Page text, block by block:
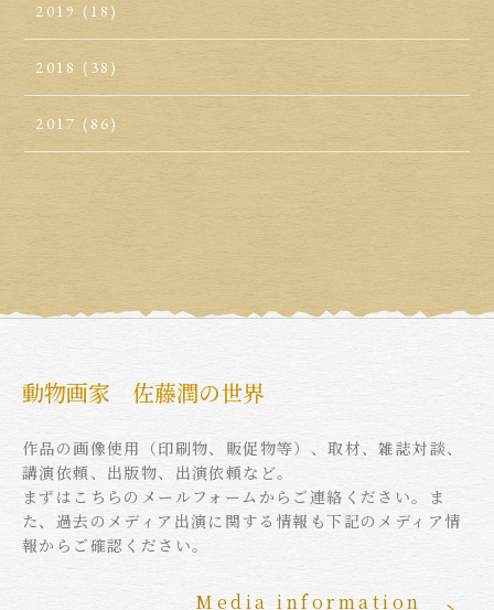
2019 (18)
2018 (38)
2017 (86)
動物画家 佐藤潤の世界
作品の画像使用（印刷物、販促物等）、取材、雑誌対談、
講演依頼、出版物、出演依頼など。
まずはこちらのメールフォームからご連絡ください。ま
た、過去のメディア出演に関する情報も下記のメディア情
報からご確認ください。
Media information